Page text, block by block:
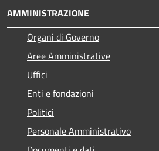
AMMINISTRAZIONE
Organi di Governo
Aree Amministrative
Uffici
Enti e fondazioni
Politici
Personale Amministrativo